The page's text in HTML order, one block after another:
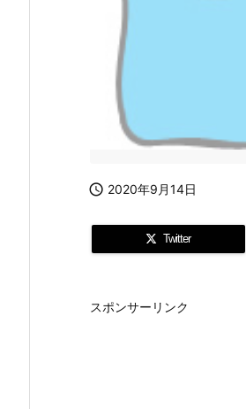
 2020年9月14日
Twitter
スポンサーリンク